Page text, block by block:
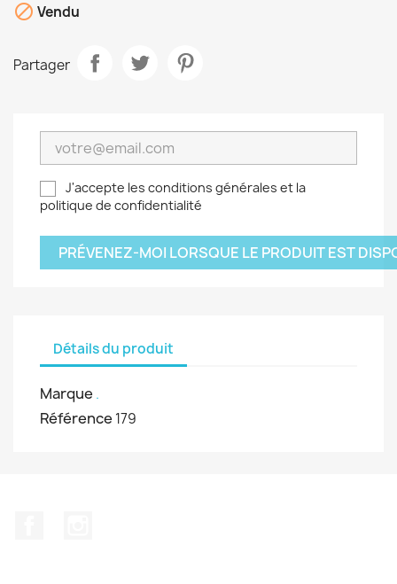
 Vendu
Partager
J'accepte les conditions générales et la
politique de confidentialité
PRÉVENEZ-MOI LORSQUE LE PRODUIT EST
Détails du produit
Marque .
Référence 179